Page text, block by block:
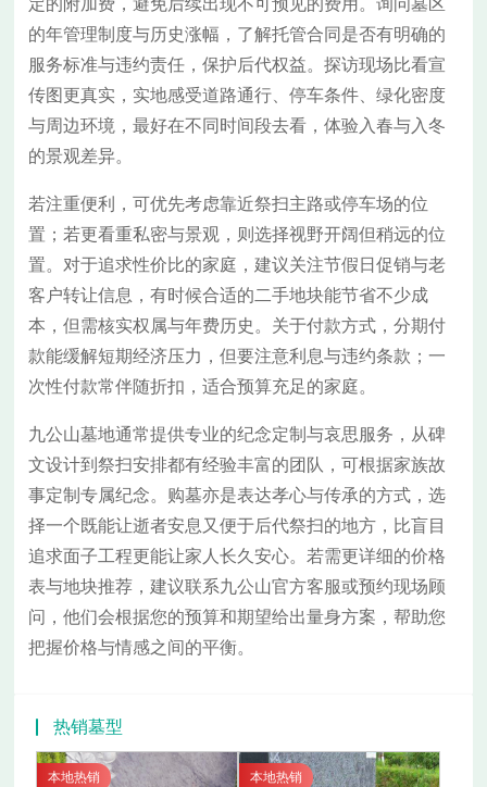
定的附加费，避免后续出现不可预见的费用。询问墓区
的年管理制度与历史涨幅，了解托管合同是否有明确的
服务标准与违约责任，保护后代权益。探访现场比看宣
传图更真实，实地感受道路通行、停车条件、绿化密度
与周边环境，最好在不同时间段去看，体验入春与入冬
的景观差异。
若注重便利，可优先考虑靠近祭扫主路或停车场的位
置；若更看重私密与景观，则选择视野开阔但稍远的位
置。对于追求性价比的家庭，建议关注节假日促销与老
客户转让信息，有时候合适的二手地块能节省不少成
本，但需核实权属与年费历史。关于付款方式，分期付
款能缓解短期经济压力，但要注意利息与违约条款；一
次性付款常伴随折扣，适合预算充足的家庭。
九公山墓地通常提供专业的纪念定制与哀思服务，从碑
文设计到祭扫安排都有经验丰富的团队，可根据家族故
事定制专属纪念。购墓亦是表达孝心与传承的方式，选
择一个既能让逝者安息又便于后代祭扫的地方，比盲目
追求面子工程更能让家人长久安心。若需更详细的价格
表与地块推荐，建议联系九公山官方客服或预约现场顾
问，他们会根据您的预算和期望给出量身方案，帮助您
把握价格与情感之间的平衡。
热销墓型
本地热销 本地热销